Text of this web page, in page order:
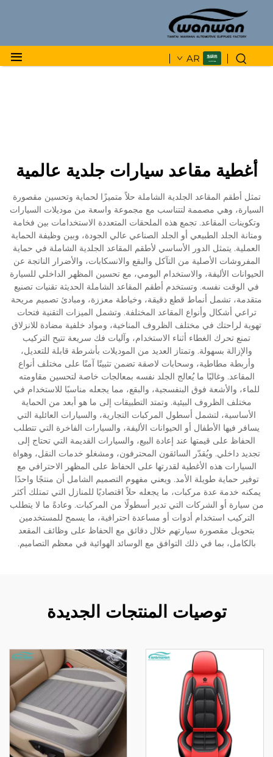
AR
أغطية مقاعد سيارات جلدية عالمية
تمثل أطقم المقاعد الجلدية الشاملة حلاً متميزًا لحماية وتحسين مقصورة
السيارة، وهي مصممة لتتناسب مع مجموعة واسعة من موديلات السيارات
وتكوينات المقاعد. تجمع هذه الملحقات المتعددة الاستخدامات بين فخامة
ومتانة الجلد الطبيعي أو الجلد الصناعي عالي الجودة، وبين وظيفة الحماية
العملية. يتمثل الدور الأساسي لأطقم المقاعد الجلدية الشاملة في حماية
المفروشات الأصلية من التآكل والبقع والانسكابات، والأضرار الناتجة عن
الحيوانات الأليفة، والاستخدام اليومي، مع تحسين المظهر الداخلي للسيارة
في الوقت نفسه. وتستخدم أطقم المقاعد الشاملة الحديثة تقنيات تصنيع
متقدمة، تشمل أنماط قطع دقيقة، وخياطة معززة، ومبادئ تصميم مريحة
تراعي أشكال وأنواع المقاعد المختلفة. وتشمل الميزات التقنية فتحات
تهوية لراحتك في مختلف الظروف المناخية، ومواد خلفية مضادة للانزلاق
تمنع تحرك الغطاء أثناء الاستخدام، وآليات فك سريعة تتيح التركيب
والإزالة بسهولة. وتمتاز العديد من الموديلات بأشرطة قابلة للتعديل،
وأربطة مطاطية، وسحابات لاصقة تضمن تثبيتًا آمنًا على مختلف أنواع
المقاعد. وغالبًا ما يُعالج الجلد نفسه بمعالجات خاصة لتحسين مقاومته
للماء، والأشعة فوق البنفسجية، والبقع، مما يجعله مناسبًا للاستخدام في
مختلف الظروف البيئية. وتمتد التطبيقات إلى ما هو أبعد من الحماية
الأساسية، لتشمل أسطول المركبات التجارية، والسيارات العائلية التي
يسافر فيها الأطفال أو الحيوانات الأليفة، والسيارات الفاخرة التي تتطلب
الحفاظ على قيمتها عند إعادة البيع، والسيارات القديمة التي تحتاج إلى
تجديد داخلي. ويُقدّر السائقون المحترفون، ومشغلو خدمات النقل، وهواة
السيارات هذه الأغطية لقدرتها على الحفاظ على المظهر الاحترافي مع
توفير حماية طويلة الأمد. ويعني مفهوم التصميم الشامل أن منتجًا واحدًا
يمكنه خدمة عدة مركبات، ما يجعله حلاً اقتصاديًا للمنازل التي تمتلك أكثر
من سيارة أو الشركات التي تدير أسطولًا من المركبات. وعادةً ما لا يتطلب
التركيب استخدام أدوات أو مساعدة احترافية، ما يسمح للمستخدمين
بتحويل مقصورة سيارتهم خلال دقائق مع الحفاظ على وظائف المقعد
بالكامل، بما في ذلك التوافق مع الوسائد الهوائية في معظم التصاميم.
توصيات المنتجات الجديدة